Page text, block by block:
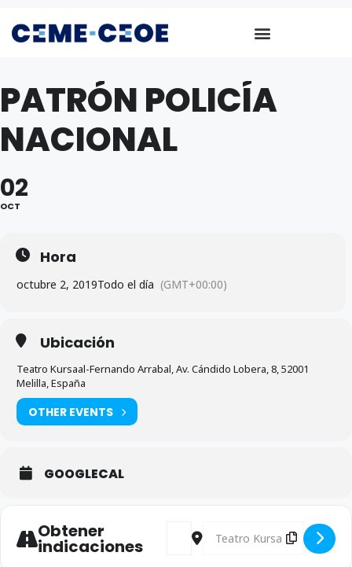
PATRÓN POLICÍA
NACIONAL
02
OCT
Hora
octubre 2, 2019Todo el día (GMT+00:00)
Ubicación
Teatro Kursaal-Fernando Arrabal, Av. Cándido Lobera, 8, 52001
Melilla, España
OTHER EVENTS
GOOGLECAL
Obtener
indicaciones
Address - Patrón Policía Nacional
Destination Address -